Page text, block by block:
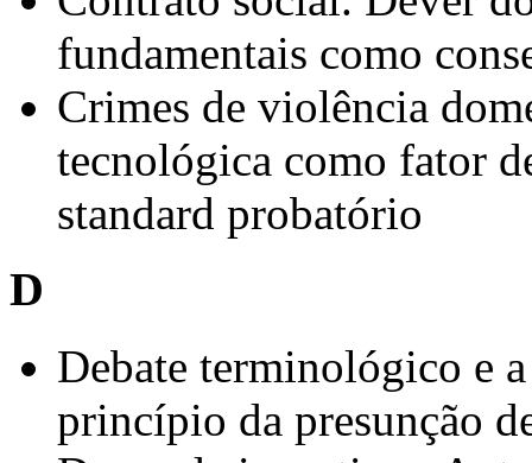
fundamentais como
Crimes de violência
tecnológica como fator
standard probatório
D
Debate terminológico e
princípio da presunção